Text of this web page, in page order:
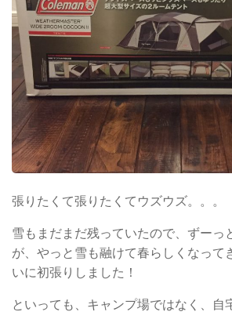
張りたくて張りたくてウズウズ。。。
雪もまだまだ残っていたので、ずーっ
が、やっと雪も融けて春らしくなって
いに初張りしました！
といっても、キャンプ場ではなく、自